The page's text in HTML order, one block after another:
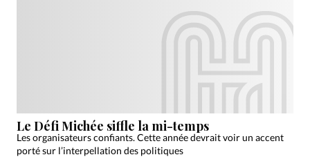
Le Défi Michée siffle la mi-temps
Les organisateurs confiants. Cette année devrait voir un accent
porté sur l’interpellation des politiques